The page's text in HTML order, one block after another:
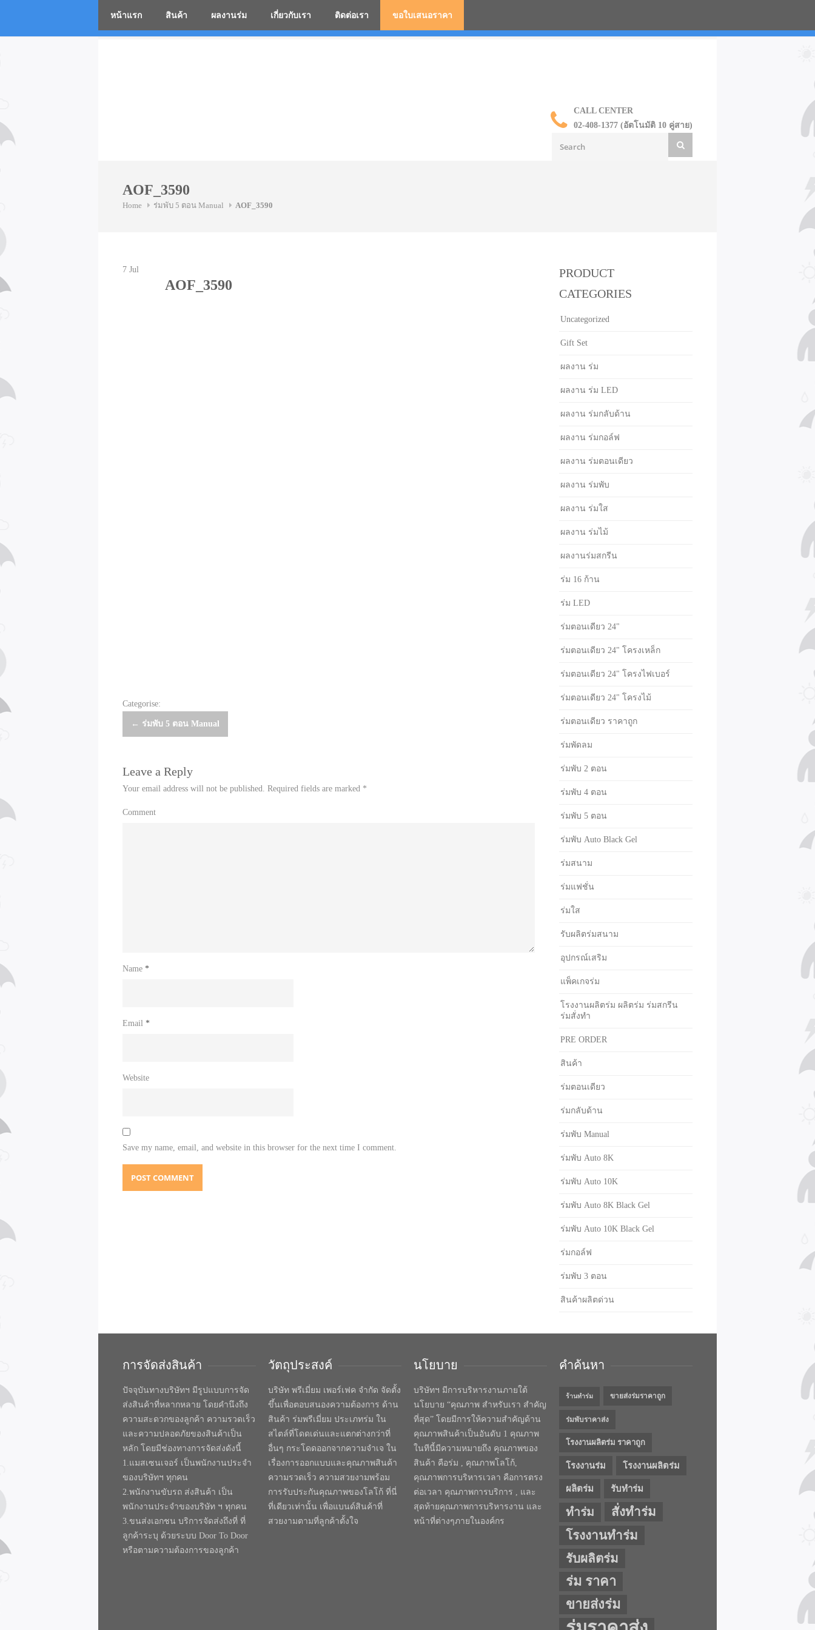
CALL CENTER
02-408-1377 (อัตโนมัติ 10 คู่สาย)
หน้าแรก สินค้า ผลงานร่ม เกี่ยวกับเรา ติดต่อเรา ขอใบเสนอราคา
AOF_3590
Home ร่มพับ 5 ตอน Manual AOF_3590
7 Jul
AOF_3590
Categorise:
Post
← ร่มพับ 5 ตอน Manual
Leave a Reply
Your email address will not be published. Required fields are marked *
Comment
Name *
Email *
Website
Save my name, email, and website in this browser for the next time I comment.
PRODUCT
CATEGORIES
Uncategorized
Gift Set
ผลงาน ร่ม
ผลงาน ร่ม LED
ผลงาน ร่มกลับด้าน
ผลงาน ร่มกอล์ฟ
ผลงาน ร่มตอนเดียว
ผลงาน ร่มพับ
ผลงาน ร่มใส
ผลงาน ร่มไม้
ผลงานร่มสกรีน
ร่ม 16 ก้าน
ร่ม LED
ร่มตอนเดียว 24"
ร่มตอนเดียว 24" โครงเหล็ก
ร่มตอนเดียว 24" โครงไฟเบอร์
ร่มตอนเดียว 24" โครงไม้
ร่มตอนเดียว ราคาถูก
ร่มพัดลม
ร่มพับ 2 ตอน
ร่มพับ 4 ตอน
ร่มพับ 5 ตอน
ร่มพับ Auto Black Gel
ร่มสนาม
ร่มแฟชั่น
ร่มใส
รับผลิตร่มสนาม
อุปกรณ์เสริม
แพ็คเกจร่ม
โรงงานผลิตร่ม ผลิตร่ม ร่มสกรีน
ร่มสั่งทำ
PRE ORDER
สินค้า
ร่มตอนเดียว
ร่มกลับด้าน
ร่มพับ Manual
ร่มพับ Auto 8K
ร่มพับ Auto 10K
ร่มพับ Auto 8K Black Gel
ร่มพับ Auto 10K Black Gel
ร่มกอล์ฟ
ร่มพับ 3 ตอน
สินค้าผลิตด่วน
การจัดส่งสินค้า
ปัจจุบันทางบริษัทฯ มีรูปแบบการจัด
ส่งสินค้าที่หลากหลาย โดยคำนึงถึง
ความสะดวกของลูกค้า ความรวดเร็ว
และความปลอดภัยของสินค้าเป็น
หลัก โดยมีช่องทางการจัดส่งดังนี้
1.แมสเซนเจอร์ เป็นพนักงานประจำ
ของบริษัทฯ ทุกคน
2.พนักงานขับรถ ส่งสินค้า เป็น
พนักงานประจำของบริษัท ฯ ทุกคน
3.ขนส่งเอกชน บริการจัดส่งถึงที่ ที่
ลูกค้าระบุ ด้วยระบบ Door To Door
หรือตามความต้องการของลูกค้า
วัตถุประสงค์
บริษัท พรีเมี่ยม เพอร์เฟค จำกัด จัดตั้ง
ขึ้นเพื่อตอบสนองความต้องการ ด้าน
สินค้า ร่มพรีเมี่ยม ประเภทร่ม ใน
สไตล์ที่โดดเด่นและแตกต่างกว่าที่
อื่นๆ กระโดดออกจากความจำเจ ใน
เรื่องการออกแบบและคุณภาพสินค้า
ความรวดเร็ว ความสวยงามพร้อม
การรับประกันคุณภาพของโลโก้ ที่นี่
ที่เดียวเท่านั้น เพื่อแบนด์สินค้าที่
สวยงามตามที่ลูกค้าตั้งใจ
นโยบาย
บริษัทฯ มีการบริหารงานภายใต้
นโยบาย “คุณภาพ สำหรับเรา สำคัญ
ที่สุด” โดยมีการให้ความสำคัญด้าน
คุณภาพสินค้าเป็นอันดับ 1 คุณภาพ
ในทีนี้มีความหมายถึง คุณภาพของ
สินค้า คือร่ม , คุณภาพโลโก้,
คุณภาพการบริหารเวลา คือการตรง
ต่อเวลา คุณภาพการบริการ , และ
สุดท้ายคุณภาพการบริหารงาน และ
หน้าที่ต่างๆภายในองค์กร
คำค้นหา
ร้านทำร่ม ขายส่งร่มราคาถูก
ร่มพับราคาส่ง
โรงงานผลิตร่ม ราคาถูก
โรงงานร่ม โรงงานผลิตร่ม
ผลิตร่ม รับทำร่ม
ทำร่ม
สั่งทำร่ม
โรงงานทำร่ม
รับผลิตร่ม
ร่ม ราคา
ขายส่งร่ม
โรงงานร่มสกรีนโลโก้ ร่มพรีเมี่ยม ร่มตอนเดียว ร่มกอล์ฟ ร่มกลับด้าน ราคาส่ง